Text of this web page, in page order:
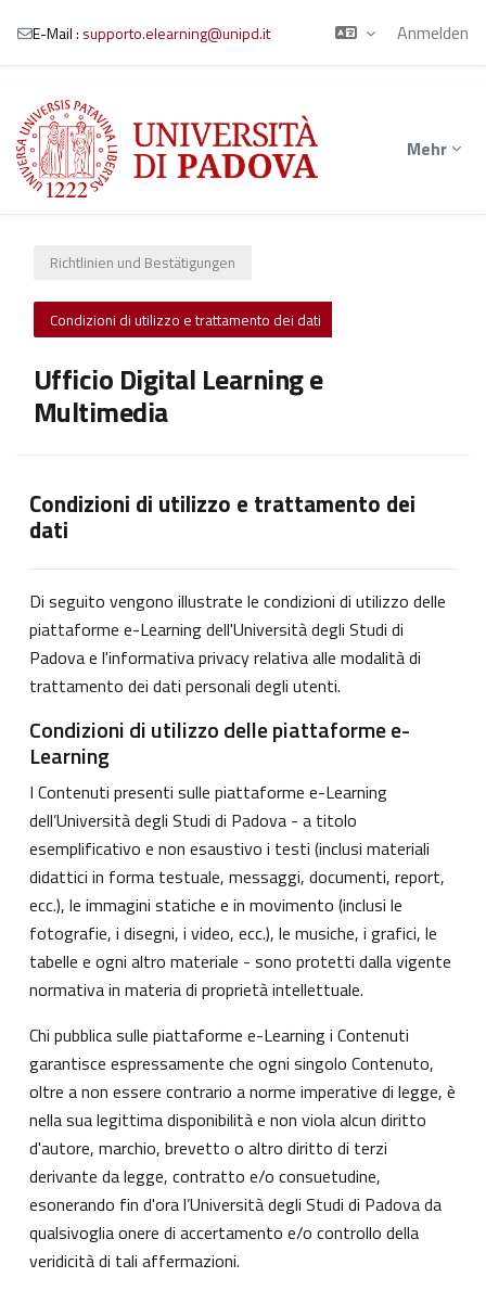
Zum Hauptinhalt
E-Mail : supporto.elearning@unipd.it Anmelden
Mehr
Richtlinien und Bestätigungen
Condizioni di utilizzo e trattamento dei dati
Ufficio Digital Learning e
Multimedia
Condizioni di utilizzo e trattamento dei
dati
Di seguito vengono illustrate le condizioni di utilizzo delle
piattaforme e-Learning dell'Università degli Studi di
Padova e l'informativa privacy relativa alle modalità di
trattamento dei dati personali degli utenti.
Condizioni di utilizzo delle piattaforme e-
Learning
I Contenuti presenti sulle piattaforme e-Learning
dell’Università degli Studi di Padova - a titolo
esemplificativo e non esaustivo i testi (inclusi materiali
didattici in forma testuale, messaggi, documenti, report,
ecc.), le immagini statiche e in movimento (inclusi le
fotografie, i disegni, i video, ecc.), le musiche, i grafici, le
tabelle e ogni altro materiale - sono protetti dalla vigente
normativa in materia di proprietà intellettuale.
Chi pubblica sulle piattaforme e-Learning i Contenuti
garantisce espressamente che ogni singolo Contenuto,
oltre a non essere contrario a norme imperative di legge, è
nella sua legittima disponibilità e non viola alcun diritto
d'autore, marchio, brevetto o altro diritto di terzi
derivante da legge, contratto e/o consuetudine,
esonerando fin d'ora l’Università degli Studi di Padova da
qualsivoglia onere di accertamento e/o controllo della
veridicità di tali affermazioni.